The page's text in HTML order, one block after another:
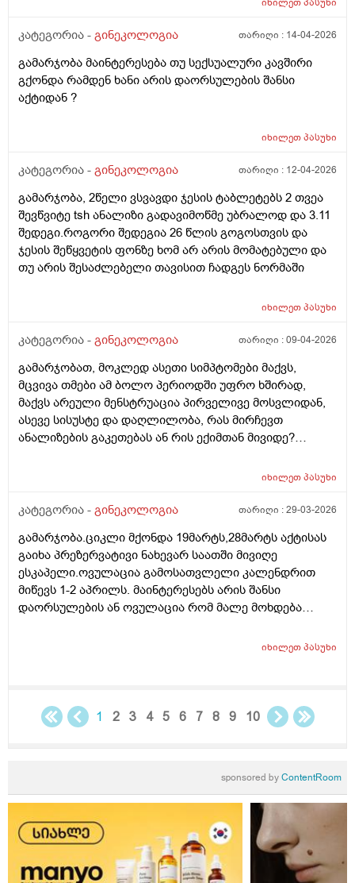
კატეგორია - გინეკოლოგია თარიღი : 14-04-2026
გამარჯობა მაინტერესება თუ სექსუალური კავშირი
გქონდა რამდენ ხანი არის დაორსულების შანსი
აქტიდან ?
იხილეთპასუხი
კატეგორია - გინეკოლოგია თარიღი : 12-04-2026
გამარჯობა, 2წელი ვსვავდი ჯესის ტაბლეტებს 2 თვეა
შევწვიტე tsh ანალიზი გადავიმოწმე უბრალოდ და 3.11
შედეგი.როგორი შედეგია 26 წლის გოგოსთვის და
ჯესის შეწყვეტის ფონზე ხომ არ არის მომატებული და
თუ არის შესაძლებელი თავისით ჩადგეს ნორმაში
იხილეთპასუხი
კატეგორია - გინეკოლოგია თარიღი :09-04-2026
გამარჯობათ, მოკლედ ასეთი სიმპტომები მაქვს,
მცვივა თმები ამ ბოლო პერიოდში უფრო ხშირად,
მაქვს არეული მენსტრუაცია პირველივე მოსვლიდან,
ასევე სისუსტე და დაღლილობა, რას მირჩევთ
ანალიზების გაკეთებას ან რის ექიმთან მივიდე?
იხილეთპასუხი
კატეგორია - გინეკოლოგია თარიღი :29-03-2026
გამარჯობა.ციკლი მქონდა 19მარტს,28მარტს აქტისას
გაიხა პრეზერვატივი ნახევარ საათში მივიღე
ესკაპელი.ოვულაცია გამოსათვლელი კალენდრით
მიწევს 1-2 აპრილს. მაინტერესებს არის შანსი
დაორსულების ან ოვულაცია რომ მალე მოხდება
კვებაზე მყავს ბავშვი ხშირდ ვერ ვთავაზობ და იქნებ
იხილეთპასუხი
1 2 3 4 5 6 7 8 9 10
sponsored byContentRoom